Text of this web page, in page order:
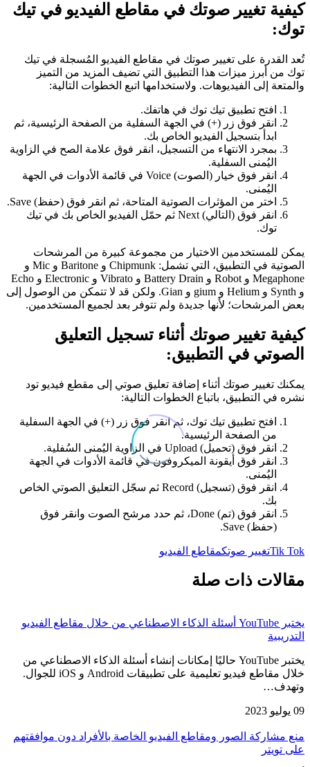
كيفية تغيير صوتك في مقاطع الفيديو في تيك
توك:
تُعد القدرة على تغيير صوتك في مقاطع الفيديو المُسجلة في تيك
توك من أبرز ميزات هذا التطبيق التي تضيف المزيد من التميز
والمتعة إلى الفيديوهات. ولاستخدامها اتبع الخطوات التالية:
افتح تطبيق تيك توك في هاتفك.
انقر فوق زر (+) في الجهة السفلية من الصفحة الرئيسية، ثم
ابدأ بتسجيل الفيديو الخاص بك.
بمجرد الانتهاء من التسجيل، انقر فوق علامة الصح في الزاوية
اليُمنى السفلية.
انقر فوق خيار (الصوت) Voice في قائمة الأدوات في الجهة
اليُمنى.
اختر من المؤثرات الصوتية المتاحة، ثم انقر فوق (حفظ) Save.
انقر فوق (التالي) Next ثم حمّل الفيديو الخاص بك في تيك
توك.
يمكن للمستخدمين الاختيار من مجموعة كبيرة من المرشحات
الصوتية في التطبيق، التي تشمل: Chipmunk و Baritone و Mic و
Megaphone و Robot و Battery Drain و Vibrato و Electronic و Echo
و Synth و Helium و gium و Gian. ولكن قد لا تتمكن من الوصول إلى
بعض المرشحات؛ لأنها جديدة ولم تتوفر بعد لجميع المستخدمين.
كيفية تغيير صوتك أثناء تسجيل التعليق
الصوتي في التطبيق:
يمكنك تغيير صوتك أثناء إضافة تعليق صوتي إلى مقطع فيديو تود
نشره في التطبيق، باتباع الخطوات التالية:
افتح تطبيق تيك توك، ثم انقر فوق زر (+) في الجهة السفلية
من الصفحة الرئيسية.
انقر فوق (تحميل) Upload في الزاوية اليُمنى السُفلية.
انقر فوق أيقونة الميكروفون في قائمة الأدوات في الجهة
اليُمنى.
انقر فوق (تسجيل) Record ثم سجّل التعليق الصوتي الخاص
بك.
انقر فوق (تم) Done، ثم حدد مرشح الصوت وانقر فوق
(حفظ) Save.
Tik Tokتغيير صوتكمقاطع الفيديو
مقالات ذات صلة
يختبر YouTube أسئلة الذكاء الاصطناعي من خلال مقاطع الفيديو
التدريبية
يختبر YouTube حاليًا إمكانات إنشاء أسئلة الذكاء الاصطناعي من
خلال مقاطع فيديو تعليمية على تطبيقات Android و iOS للجوال.
وتهدف…
09 يوليو 2023
منع مشاركة الصور ومقاطع الفيديو الخاصة بالأفراد دون موافقتهم
على تويتر